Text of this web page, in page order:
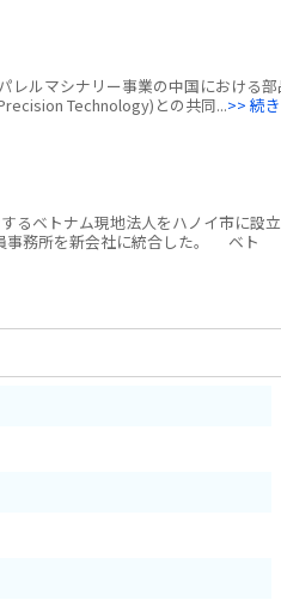
レルマシナリー事業の中国における
Technology)との共同...>> 続き
るベトナム現地法人をハノイ市に設立
事務所を新会社に統合した。 ベト